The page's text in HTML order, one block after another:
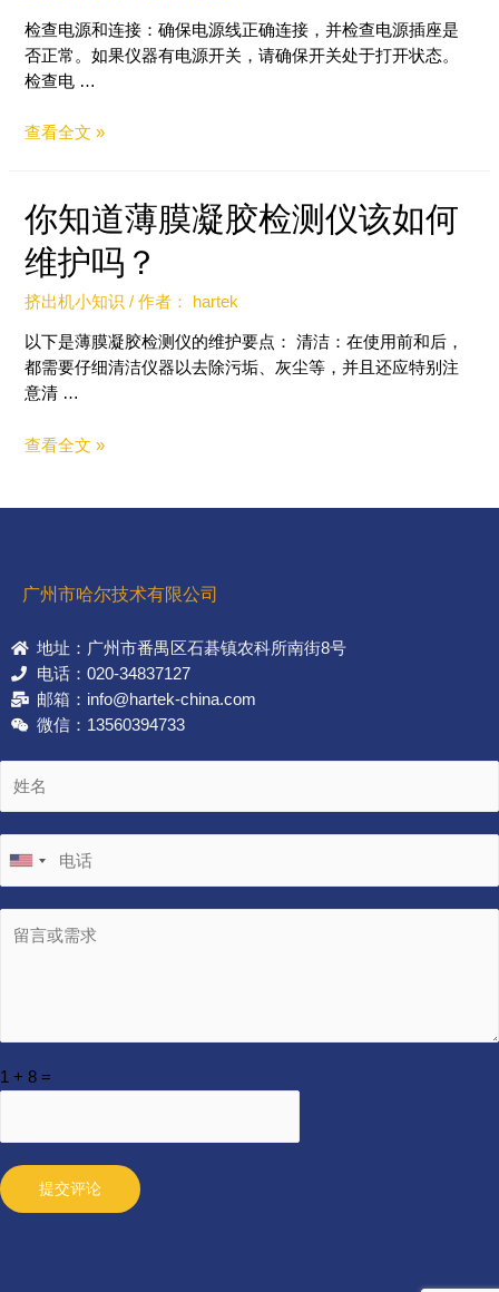
检查电源和连接：确保电源线正确连接，并检查电源插座是
否正常。如果仪器有电源开关，请确保开关处于打开状态。
检查电 …
查看全文 »
你知道薄膜凝胶检测仪该如何
维护吗？
挤出机小知识 / 作者： hartek
以下是薄膜凝胶检测仪的维护要点： 清洁：在使用前和后，
都需要仔细清洁仪器以去除污垢、灰尘等，并且还应特别注
意清 …
查看全文 »
广州市哈尔技术有限公司
地址：广州市番禺区石碁镇农科所南街8号
电话：020-34837127
邮箱：info@hartek-china.com
微信：13560394733
1 + 8 =
提交评论